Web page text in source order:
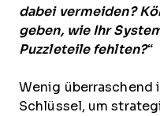
dabei vermeiden?
geben, wie Ihr
Puzzleteile fehlten?“
Wenig überraschend
Schlüssel, um